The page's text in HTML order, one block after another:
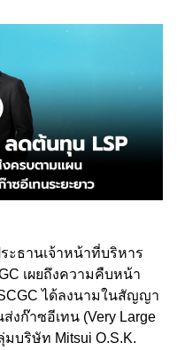
ธานเจ้าหน้าที่บริหาร
เผยถึงความคืบหน้า
ได้ลงนามในสัญญา
งก๊าซอีเทน (Very Large
มบริษัท Mitsui O.S.K.